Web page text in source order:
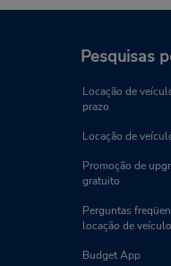
Pesquisas
Locação de
prazo
Locação de
Promoção de
gratuito
Perguntas
locação de
Budget App